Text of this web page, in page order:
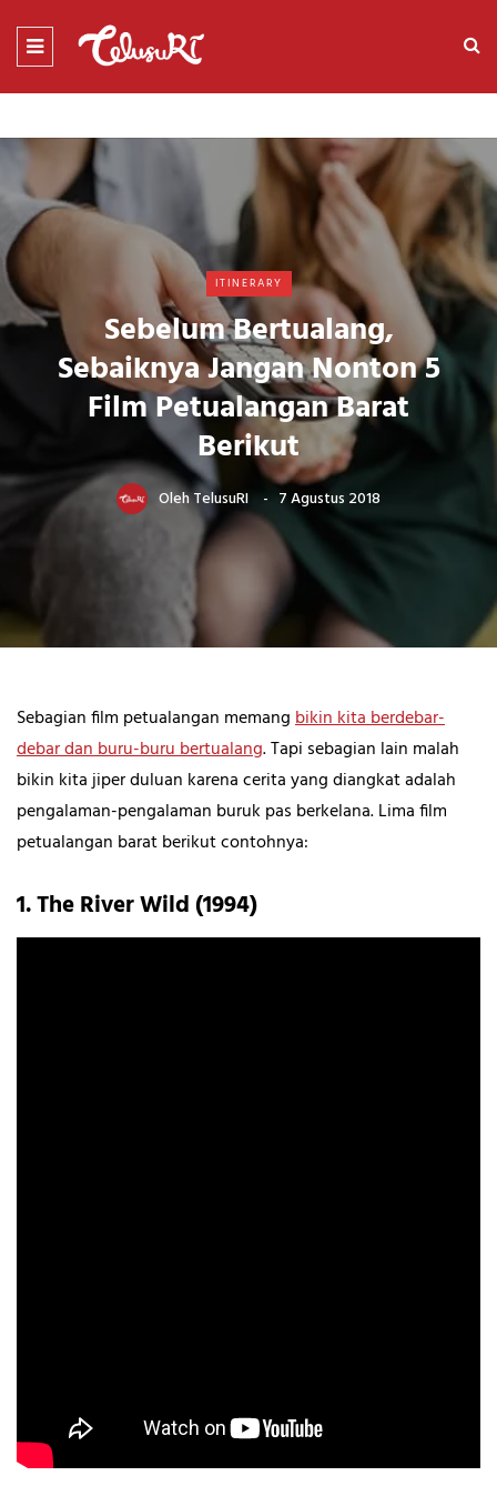
ITINERARY
Sebelum Bertualang,
Sebaiknya Jangan Nonton 5
Film Petualangan Barat
Berikut
OlehTelusuRI 7 Agustus 2018
Sebagian film petualangan memangbikin kita berdebar-
debar dan buru-buru bertualang. Tapi sebagian lain malah
bikin kita jiper duluan karena cerita yang diangkat adalah
pengalaman-pengalaman buruk pas berkelana. Lima film
petualangan barat berikut contohnya:
1. The River Wild (1994)